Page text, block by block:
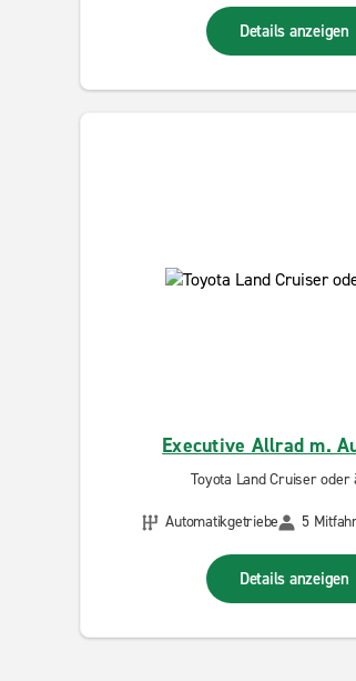
Details anzeigen
Executive Allrad m.
Toyota Land Cruiser oder
Automatikgetriebe
5
Details anzeigen